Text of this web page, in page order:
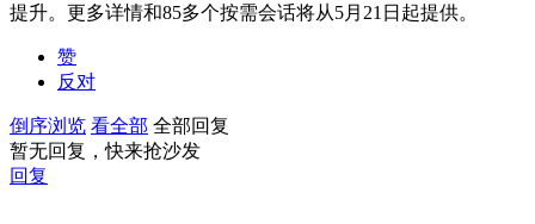
提升。更多详情和85多个按需会话将从5月21日起提供。
赞
反对
倒序浏览 看全部 全部回复
暂无回复，快来抢沙发
回复